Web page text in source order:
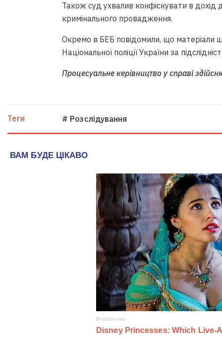
Також суд ухвалив конфіскувати в
кримінального провадження.
Окремо в БЕБ повідомили, що матеріали
Національної поліції України за
Процесуальне керівництво у справі
Теги # Розслідування